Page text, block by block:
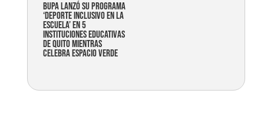
Bupa lanzó su programa
‘Deporte Inclusivo en la
Escuela’ en 5
instituciones educativas
de Quito mientras
celebra espacio verde